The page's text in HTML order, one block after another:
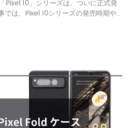
Pixel 10」シリーズは、ついに正式発
、Pixel 10シリーズの発売時期や